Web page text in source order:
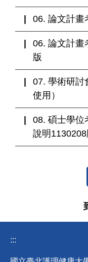
06. 論文計畫
06. 論文計畫
版
07. 學術研討
使用）
08. 碩士學位
說明1130208
:::